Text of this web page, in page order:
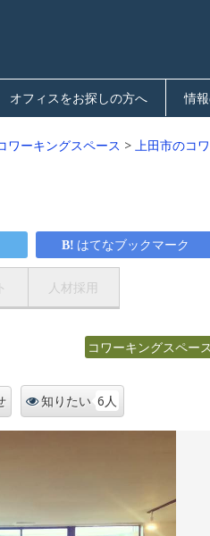
オフィスをお探しの方へ 情
ワーキングスペース > 上田市のコ
はてなブックマーク
人材採用
コワーキングスペース
知りたい 6人